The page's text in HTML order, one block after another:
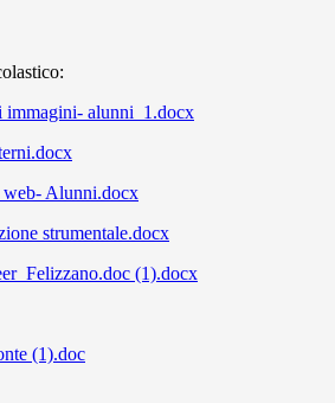
alunni_1.docx
web- Alunni.docx
strumentale.docx
(1).docx
(1).doc